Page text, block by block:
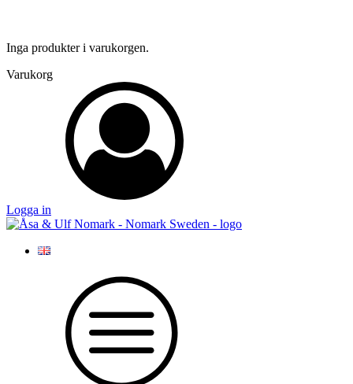
Inga produkter i varukorgen.
Varukorg
Logga in